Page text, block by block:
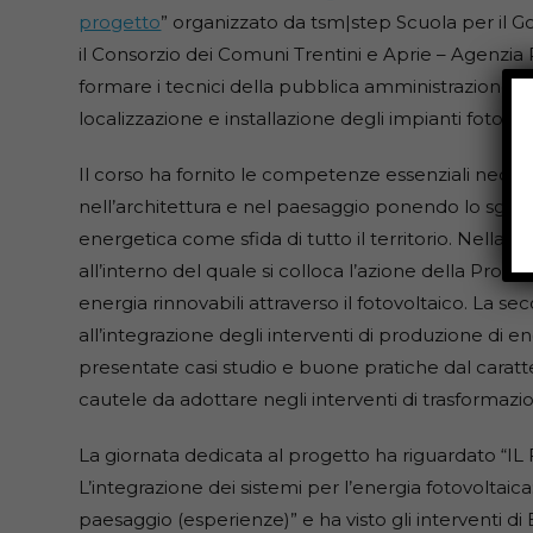
progetto” organizzato da tsm|step Scuola per il
il Consorzio dei Comuni Trentini e Aprie –
formare i tecnici della pubblica amministrazione
localizzazione e installazione degli impianti
Il corso ha fornito le competenze essenziali
nell’architettura e nel paesaggio ponendo lo
energetica come sfida di tutto il territorio. Nella
all’interno del quale si colloca l’azione della
energia rinnovabili attraverso il fotovoltaico. La
all’integrazione degli interventi di produzione di
presentate casi studio e buone pratiche dal
cautele da adottare negli interventi di
La giornata dedicata al progetto ha riguardato “IL
L’integrazione dei sistemi per l’energia
paesaggio (esperienze)” e ha visto gli interventi di